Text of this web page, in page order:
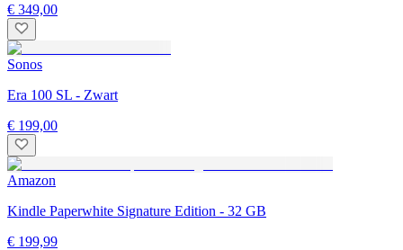
€ 349,00
Sonos
Era 100 SL - Zwart
€ 199,00
Amazon
Kindle Paperwhite Signature Edition - 32 GB
€ 199,99